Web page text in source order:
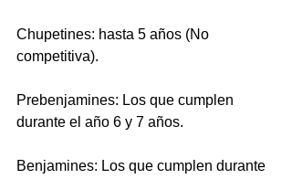
Chupetines: hasta 5 años (No
competitiva).
Prebenjamines: Los que cumplen
durante el año 6 y 7 años.
Benjamines: Los que cumplen durante